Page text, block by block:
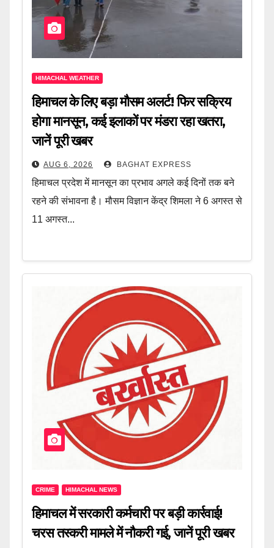
HIMACHAL WEATHER
हिमाचल के लिए बड़ा मौसम अलर्ट! फिर सक्रिय
होगा मानसून, कई इलाकों पर मंडरा रहा खतरा,
जानें पूरी खबर
AUG 6, 2026 BAGHAT EXPRESS
हिमाचल प्रदेश में मानसून का प्रभाव अगले कई दिनों तक बने
रहने की संभावना है। मौसम विज्ञान केंद्र शिमला ने 6 अगस्त से
11 अगस्त...
CRIME HIMACHAL NEWS
हिमाचल में सरकारी कर्मचारी पर बड़ी कार्रवाई!
चरस तस्करी मामले में नौकरी गई, जानें पूरी खबर